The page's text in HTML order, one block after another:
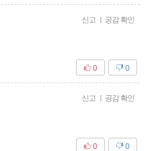
신고 | 공감 확인
0
0
신고 | 공감 확인
0
0